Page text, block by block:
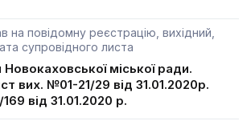
на повідомну реєстрацію, вихідний,
супровідного листа
Новокаховської міської ради.
вих. №01-21/29 від 31.01.2020р.
від 31.01.2020 р.